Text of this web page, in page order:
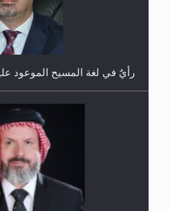
الهجرة: بحث عن الأمن